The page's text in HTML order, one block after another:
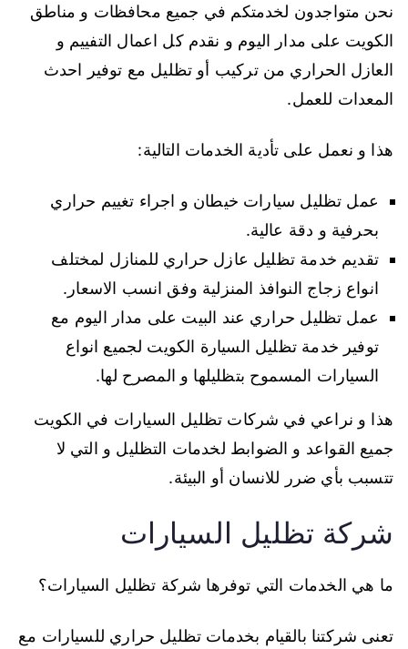
نحن متواجدون لخدمتكم في جميع محافظات و مناطق
الكويت على مدار اليوم و نقدم كل اعمال التفييم و
العازل الحراري من تركيب أو تظليل مع توفير احدث
المعدات للعمل.
هذا و نعمل على تأدية الخدمات التالية:
عمل تظليل سيارات خيطان و اجراء تغييم حراري
بحرفية و دقة عالية.
تقديم خدمة تظليل عازل حراري للمنازل لمختلف
انواع زجاج النوافذ المنزلية وفق انسب الاسعار.
عمل تظليل حراري عند البيت على مدار اليوم مع
توفير خدمة تظليل السيارة الكويت لجميع انواع
السيارات المسموح بتظليلها و المصرح لها.
هذا و نراعي في شركات تظليل السيارات في الكويت
جميع القواعد و الضوابط لخدمات التظليل و التي لا
تتسبب بأي ضرر للانسان أو البيئة.
شركة تظليل السيارات
ما هي الخدمات التي توفرها شركة تظليل السيارات؟
تعنى شركتنا بالقيام بخدمات تظليل حراري للسيارات مع